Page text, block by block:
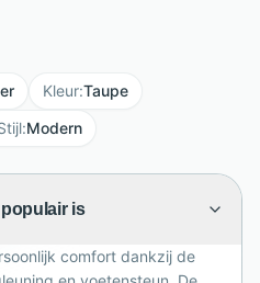
koudschuimvulling
draaibare basis vind je
De bediening werkt
naar wens samen te
poten en extra
dagelijkse rust,
Kleur:Taupe
:Modern
is
comfort dankzij de